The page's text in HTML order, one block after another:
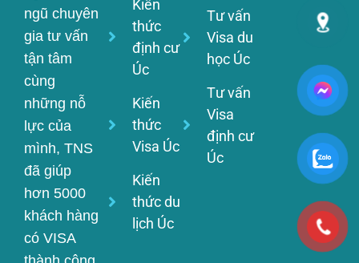
ngũ chuyên
gia tư vấn
tận tâm
cùng
những nỗ
lực của
mình, TNS
đã giúp
hơn 5000
khách hàng
có VISA
Kiến
thức
định cư
Úc
Kiến
thức
Visa Úc
Kiến
thức du
lịch Úc
Tư vấn
Visa du
học Úc
Tư vấn
Visa
định cư
Úc